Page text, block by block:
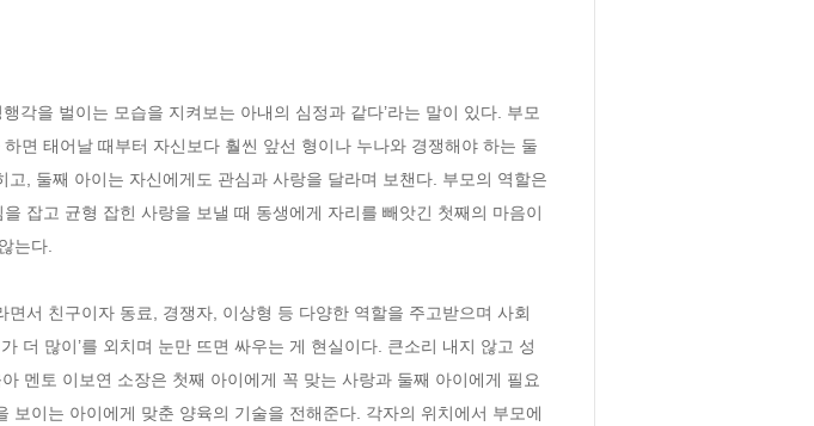
각을 벌이는 모습을 지켜보는 아내의 심정과 같다’라는 말이 있다. 부모
면 태어날 때부터 자신보다 훨씬 앞선 형이나 누나와 경쟁해야 하는 둘
, 둘째 아이는 자신에게도 관심과 사랑을 달라며 보챈다. 부모의 역할은
잡고 균형 잡힌 사랑을 보낼 때 동생에게 자리를 빼앗긴 첫째의 마음이
는다.
서 친구이자 동료, 경쟁자, 이상형 등 다양한 역할을 주고받으며 사회
더 많이’를 외치며 눈만 뜨면 싸우는 게 현실이다. 큰소리 내지 않고 성
멘토 이보연 소장은 첫째 아이에게 꼭 맞는 사랑과 둘째 아이에게 필요
이는 아이에게 맞춘 양육의 기술을 전해준다. 각자의 위치에서 부모에